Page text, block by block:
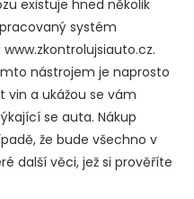
existuje hned několik
systém
www.zkontrolujsiauto.cz.
nástrojem je naprosto
vin a ukážou se vám
se auta. Nákup
že bude všechno v
další věci, jež si prověříte